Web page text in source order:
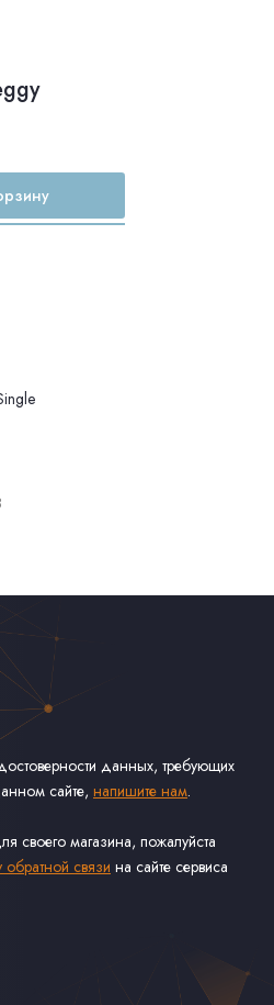
данных, требующих
сайте, напишите нам.
своего магазина, пожалуйста
обратной связи на сайте сервиса